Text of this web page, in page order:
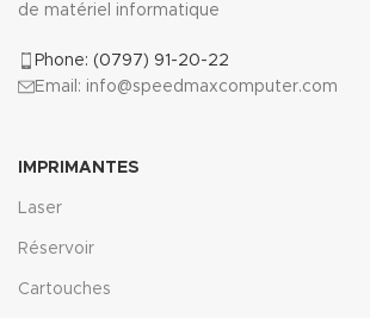
de matériel informatique
Phone: (0797) 91-20-22
Email: info@speedmaxcomputer.com
IMPRIMANTES
Laser
Réservoir
Cartouches